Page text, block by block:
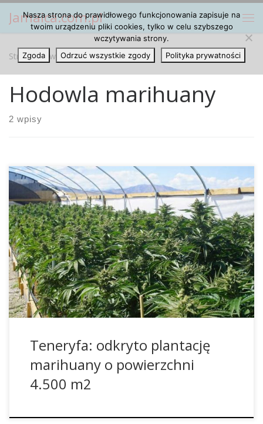
Przejdź do treści
Jamaica.com.pl
Strona główna » Hodowla marihuany
Hodowla marihuany
2 wpisy
Uprawa cannabisu jak najbardziej udaje się na dworze, a
tym bardziej w szklarni, oczywiście im więcej mamy słońca.
Tym samym hiszpańska wyspa Teneryfa to wymarzone
miejsce do uprawy zioła. Jak podaje portal „Teneriffa News“
już w kwietniu policja w okolicach Guía de Isora na
zachodzie Teneryfy natrafiła na pełen ambicji […]
Teneryfa: odkryto plantację
marihuany o powierzchni
4.500 m2
Nasza strona do prawidłowego funkcjonowania zapisuje na
twoim urządzeniu pliki cookies, tylko w celu szybszego
wczytywania strony.
Zgoda
Odrzuć wszystkie zgody Polityka prywatności